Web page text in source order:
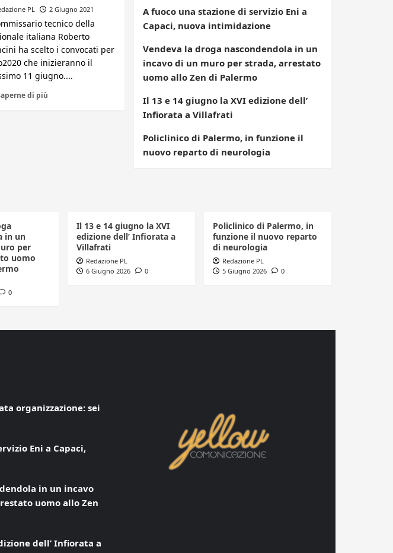
PL 2 Giugno 2021
tecnico della
italiana Roberto
ha scelto i convocati per
che inizieranno il
11 giugno....
di più
A fuoco una stazione di servizio Eni a
Capaci, nuova intimidazione
Vendeva la droga nascondendola in un
incavo di un muro per strada, arrestato
uomo allo Zen di Palermo
Il 13 e 14 giugno la XVI edizione dell’
Infiorata a Villafrati
Policlinico di Palermo, in funzione il
nuovo reparto di neurologia
in un
per
uomo
0
Il 13 e 14 giugno la XVI
edizione dell’ Infiorata a
Villafrati
Redazione PL
6 Giugno 2026
0
Policlinico di Palermo, in
funzione il nuovo reparto
di neurologia
Redazione PL
5 Giugno 2026
0
organizzazione: sei
Eni a Capaci,
in un incavo
uomo allo Zen
dell’ Infiorata a